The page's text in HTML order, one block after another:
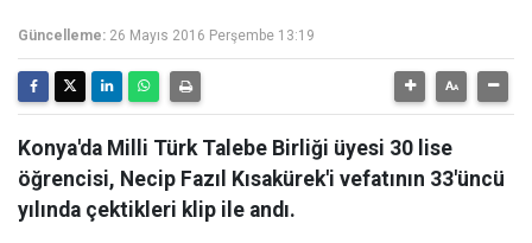
Güncelleme: 26 Mayıs 2016 Perşembe 13:19
Konya'da Milli Türk Talebe Birliği üyesi 30 lise
öğrencisi, Necip Fazıl Kısakürek'i vefatının 33'üncü
yılında çektikleri klip ile andı.